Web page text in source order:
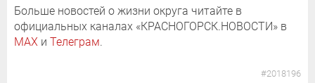
Больше новостей о жизни округа читайте в
официальных каналах «КРАСНОГОРСК.НОВОСТИ» в
MAX и Телеграм.
#2018196